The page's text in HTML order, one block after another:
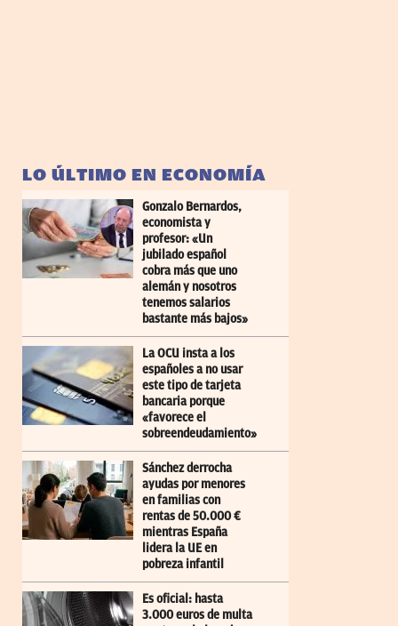
LO ÚLTIMO EN ECONOMÍA
Gonzalo Bernardos,
economista y
profesor: «Un
jubilado español
cobra más que uno
alemán y nosotros
tenemos salarios
bastante más bajos»
La OCU insta a los
españoles a no usar
este tipo de tarjeta
bancaria porque
«favorece el
sobreendeudamiento»
Sánchez derrocha
ayudas por menores
en familias con
rentas de 50.000 €
mientras España
lidera la UE en
pobreza infantil
Es oficial: hasta
3.000 euros de multa